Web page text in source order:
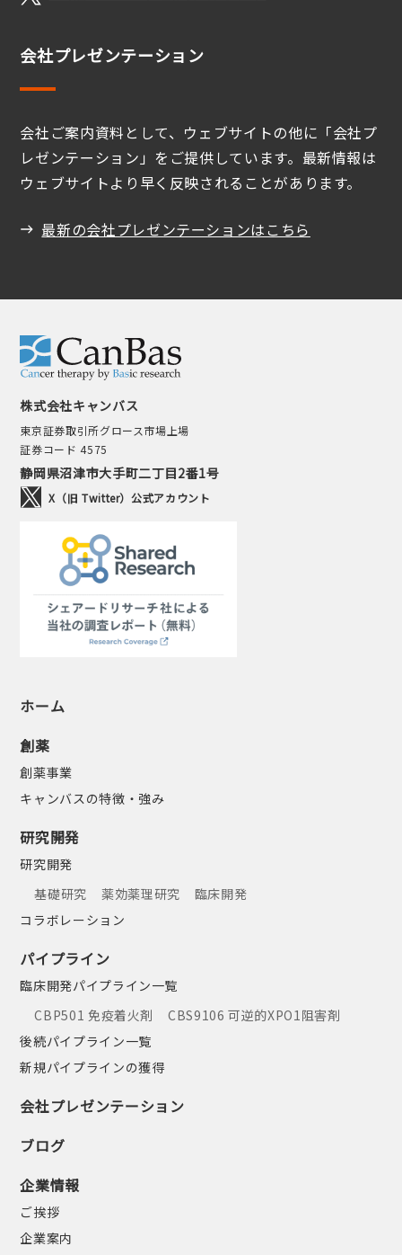
会社プレゼンテーション
会社ご案内資料として、ウェブサイトの他に「会社プ
レゼンテーション」をご提供しています。最新情報は
ウェブサイトより早く反映されることがあります。
最新の会社プレゼンテーションはこちら
株式会社キャンバス
東京証券取引所グロース市場上場
証券コード 4575
静岡県沼津市大手町二丁目2番1号
X（旧 Twitter）公式アカウント
ホーム
創薬
創薬事業
キャンバスの特徴・強み
研究開発
研究開発
基礎研究
薬効薬理研究
臨床開発
コラボレーション
パイプライン
臨床開発パイプライン一覧
CBP501 免疫着火剤
CBS9106 可逆的XPO1阻害剤
後続パイプライン一覧
新規パイプラインの獲得
会社プレゼンテーション
ブログ
企業情報
ご挨拶
企業案内